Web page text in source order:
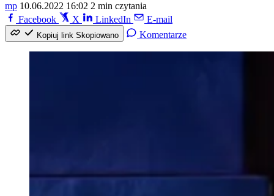
mp 10.06.2022 16:02 2 min czytania
Facebook
X LinkedIn E-mail
Kopiuj link Skopiowano Komentarze